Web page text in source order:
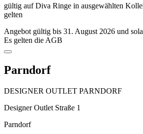
gültig auf Diva Ringe in ausgewählten
gelten
Angebot gültig bis 31. August 2026 und
Es gelten die AGB
Parndorf
DESIGNER OUTLET PARNDORF
Designer Outlet Straße 1
Parndorf